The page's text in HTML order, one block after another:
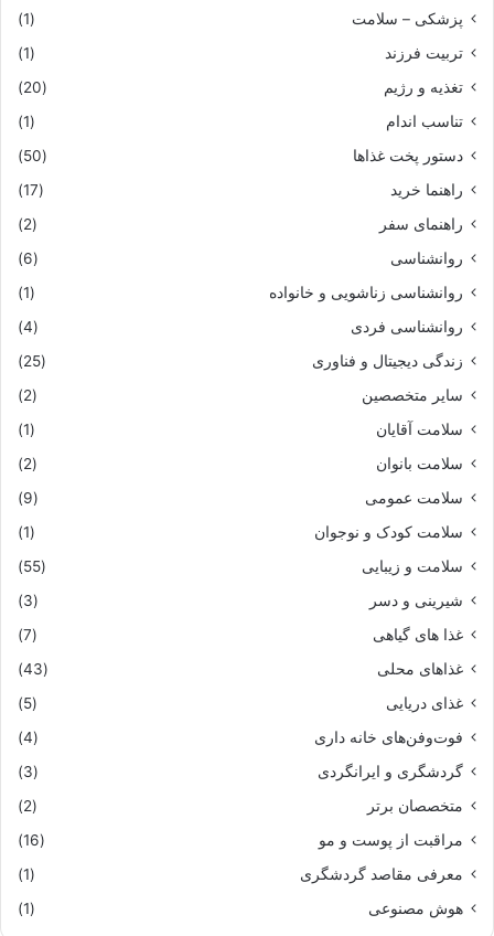
پزشکی – سلامت
(1)
تربیت فرزند
(1)
تغذیه و رژیم
(20)
تناسب اندام
(1)
دستور پخت غذاها
(50)
راهنما خرید
(17)
راهنمای سفر
(2)
روانشناسی
(6)
روانشناسی زناشویی و خانواده
(1)
روانشناسی فردی
(4)
زندگی دیجیتال و فناوری
(25)
سایر متخصصین
(2)
سلامت آقایان
(1)
سلامت بانوان
(2)
سلامت عمومی
(9)
سلامت کودک و نوجوان
(1)
سلامت و زیبایی
(55)
شیرینی و دسر
(3)
غذا های گیاهی
(7)
غذاهای محلی
(43)
غذای دریایی
(5)
فوت‌وفن‌های خانه داری
(4)
گردشگری و ایرانگردی
(3)
متخصصان برتر
(2)
مراقبت از پوست و مو
(16)
معرفی مقاصد گردشگری
(1)
هوش مصنوعی
(1)